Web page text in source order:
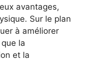
avantages,
Sur le plan
à améliorer
la
et la